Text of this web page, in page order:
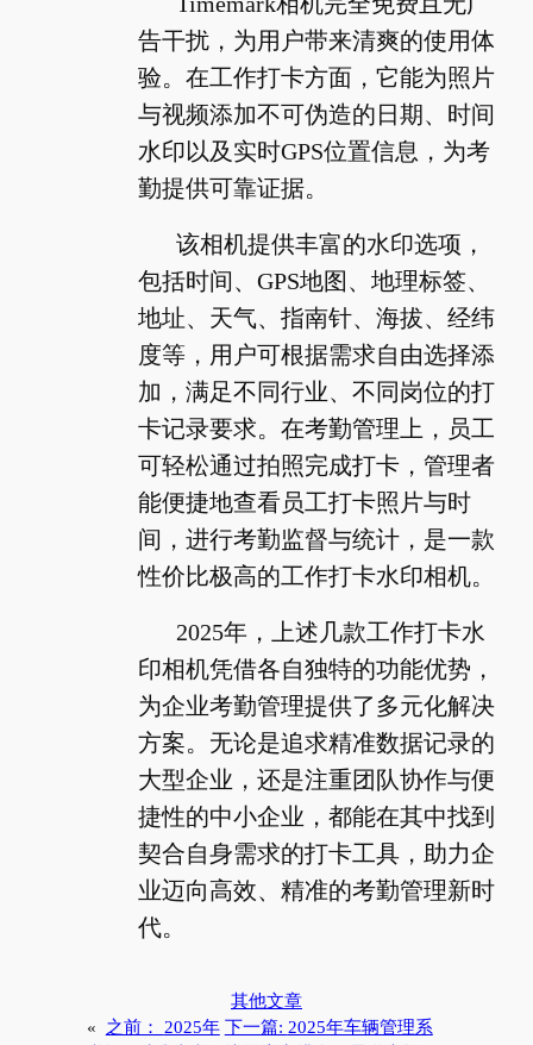
告干扰，为用户带来清爽的使用体
验。在工作打卡方面，它能为照片
与视频添加不可伪造的日期、时间
水印以及实时GPS位置信息，为考
勤提供可靠证据。
该相机提供丰富的水印选项，
包括时间、GPS地图、地理标签、
地址、天气、指南针、海拔、经纬
度等，用户可根据需求自由选择添
加，满足不同行业、不同岗位的打
卡记录要求。在考勤管理上，员工
可轻松通过拍照完成打卡，管理者
能便捷地查看员工打卡照片与时
间，进行考勤监督与统计，是一款
性价比极高的工作打卡水印相机。
2025年，上述几款工作打卡水
印相机凭借各自独特的功能优势，
为企业考勤管理提供了多元化解决
方案。无论是追求精准数据记录的
大型企业，还是注重团队协作与便
捷性的中小企业，都能在其中找到
契合自身需求的打卡工具，助力企
业迈向高效、精准的考勤管理新时
代。
其他文章
«
之前： 2025年 下一篇: 2025年车辆管理系